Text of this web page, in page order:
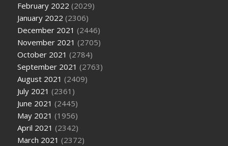
February 2022 (2029)
January 2022 (2306)
December 2021 (2446)
November 2021 (2705)
October 2021 (2784)
September 2021 (2763)
August 2021 (2409)
July 2021 (2361)
June 2021 (2445)
May 2021 (1956)
April 2021 (2342)
March 2021 (2372)